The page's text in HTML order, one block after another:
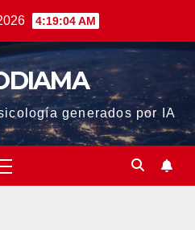
4:19:05 AM
generados por IA